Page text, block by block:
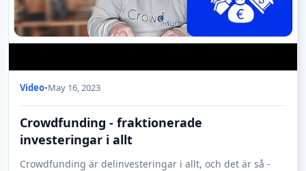
Video•May 16, 2023
Crowdfunding - fraktionerade
investeringar i allt
Crowdfunding är delinvesteringar i allt, och det är så -